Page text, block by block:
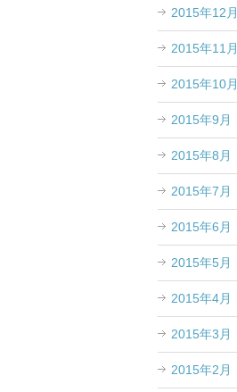
2015年12月
2015年11月
2015年10月
2015年9月
2015年8月
2015年7月
2015年6月
2015年5月
2015年4月
2015年3月
2015年2月